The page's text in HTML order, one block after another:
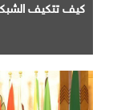
كيف تتكيف